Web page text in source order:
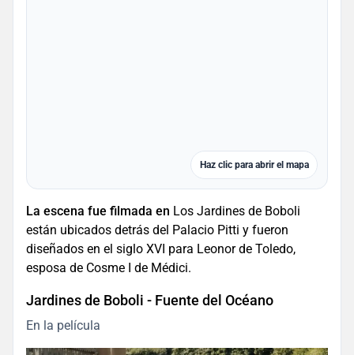
Haz clic para abrir el mapa
La escena fue filmada en Los Jardines de Boboli
están ubicados detrás del Palacio Pitti y fueron
diseñados en el siglo XVI para Leonor de Toledo,
esposa de Cosme I de Médici.
Jardines de Boboli - Fuente del Océano
En la película